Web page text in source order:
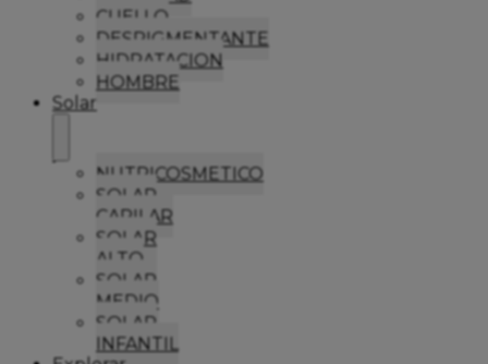
CUELLO
DESPIGMENTANTE
HIDRATACION
HOMBRE
Solar
NUTRICOSMETICO
SOLAR
CAPILAR
SOLAR
ALTO
SOLAR
MEDIO
SOLAR
INFANTIL